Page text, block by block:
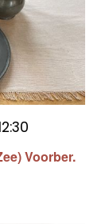
Voorber.